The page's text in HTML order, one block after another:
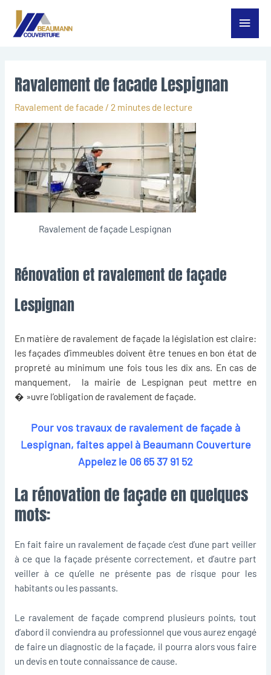
Aller
contenu
Menu
Ravalement de facade Lespignan
Ravalement de facade/ 2 minutes de lecture
Ravalement de façade Lespignan
Rénovation et ravalement de façade
Lespignan
En matière de ravalement de façade la législation est claire:
les façades d’immeubles doivent être tenues en bon état de
propreté au minimum une fois tous les dix ans. En cas de
manquement, la mairie de Lespignan peut mettre en
� »uvre l’obligation de ravalement de façade.
Pour vos travaux de ravalement de façade à
Lespignan, faites appel à Beaumann Couverture
Appelez le 06 65 37 91 52
La rénovation de façade en quelques
mots:
En fait faire un ravalement de façade c’est d’une part veiller
à ce que la façade présente correctement, et d’autre part
veiller à ce qu’elle ne présente pas de risque pour les
habitants ou les passants.
Le ravalement de façade comprend plusieurs points, tout
d’abord il conviendra au professionnel que vous aurez engagé
de faire un diagnostic de la façade, il pourra alors vous faire
un devis en toute connaissance de cause.